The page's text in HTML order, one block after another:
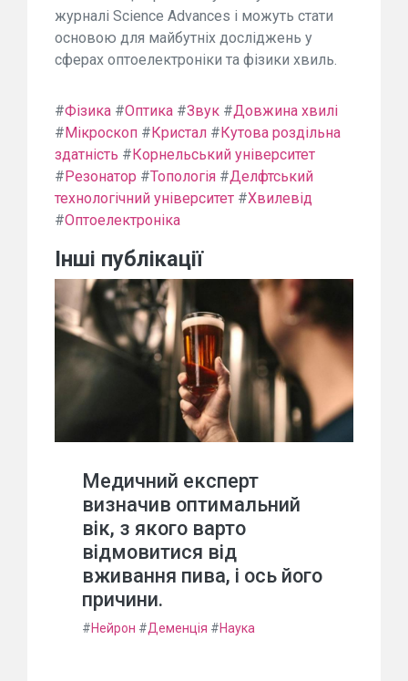
журналі Science Advances і можуть стати
основою для майбутніх досліджень у
сферах оптоелектроніки та фізики хвиль.
#Фізика #Оптика #Звук #Довжина хвилі
# Мікроскоп # Кристал # Кутова роздільна
здатність # Корнельський університет
# Резонатор #Топологія #Делфтський
технологічний університет #Хвилевід
#Оптоелектроніка
Інші публікації
Медичний експерт
визначив оптимальний
вік, з якого варто
відмовитися від
вживання пива, і ось його
причини.
#Нейрон #Деменція #Наука